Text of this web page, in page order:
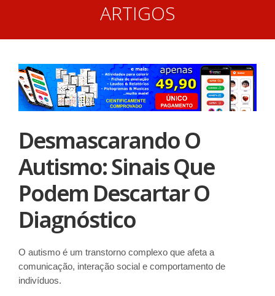
ARTIGOS
Desmascarando O
Autismo: Sinais Que
Podem Descartar O
Diagnóstico
O autismo é um transtorno complexo que afeta a
comunicação, interação social e comportamento de
indivíduos.